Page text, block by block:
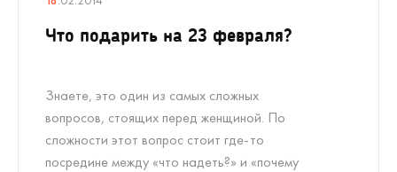
Что подарить на 23 февраля?
Знаете, это один из самых сложных
вопросов, стоящих перед женщиной. По
сложности этот вопрос стоит где-то
посредине между «что надеть?» и «почему